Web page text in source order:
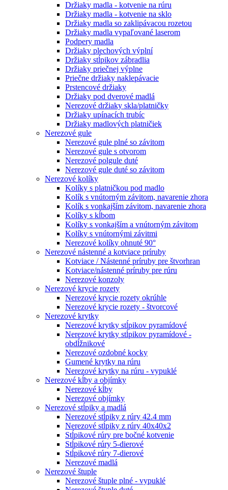
Držiaky madla - kotvenie na rúru
Držiaky madla - kotvenie na sklo
Držiaky madla so zaklipávacou rozetou
Držiaky madla vypaľované laserom
Podpery madla
Držiaky plechových výplní
Držiaky stĺpikov zábradlia
Držiaky priečnej výplne
Priečne držiaky naklepávacie
Prstencové držiaky
Držiaky pod dverové madlá
Nerezové držiaky skla/platničky
Držiaky upínacích trubíc
Držiaky madlových platničiek
Nerezové gule
Nerezové gule plné so závitom
Nerezové gule s otvorom
Nerezové polgule duté
Nerezové gule duté so závitom
Nerezové kolíky
Kolíky s platničkou pod madlo
Kolík s vnútorným závitom, navarenie zhora
Kolík s vonkajším závitom, navarenie zhora
Kolíky s kĺbom
Kolíky s vonkajším a vnútorným závitom
Kolíky s vnútornými závitmi
Nerezové kolíky ohnuté 90°
Nerezové nástenné a kotviace príruby
Kotviace / Nástenné príruby pre štvorhran
Kotviace/nástenné príruby pre rúru
Nerezové konzoly
Nerezové krycie rozety
Nerezové krycie rozety okrúhle
Nerezové krycie rozety - štvorcové
Nerezové krytky
Nerezové krytky stĺpikov pyramídové
Nerezové krytky stĺpikov pyramídové -
obdĺžnikové
Nerezové ozdobné kocky
Gumené krytky na rúru
Nerezové krytky na rúru - vypuklé
Nerezové kĺby a objímky
Nerezové kĺby
Nerezové objímky
Nerezové stĺpiky a madlá
Nerezové stĺpiky z rúry 42.4 mm
Nerezové stĺpiky z rúry 40x40x2
Stĺpikové rúry pre bočné kotvenie
Stĺpikové rúry 5-dierové
Stĺpikové rúry 7-dierové
Nerezové madlá
Nerezové štuple
Nerezové štuple plné - vypuklé